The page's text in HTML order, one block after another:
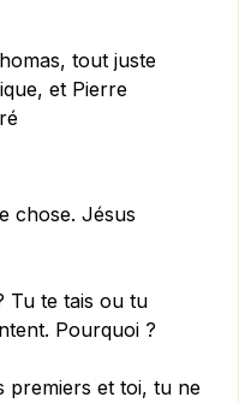
tout juste
et Pierre
chose. Jésus
Tu te tais ou tu
Pourquoi ?
premiers et toi, tu ne